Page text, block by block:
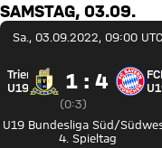
SAMSTAG, 03.09.
Sa., 03.09.2022, 09:00 UTC
SV Eintracht
Trier
U19
1 zu 4
1 : 4
(Zwischenergebnis:
0 zu 3 nach Erste
0:3)
U19 Bundesliga Süd/
4. Spieltag